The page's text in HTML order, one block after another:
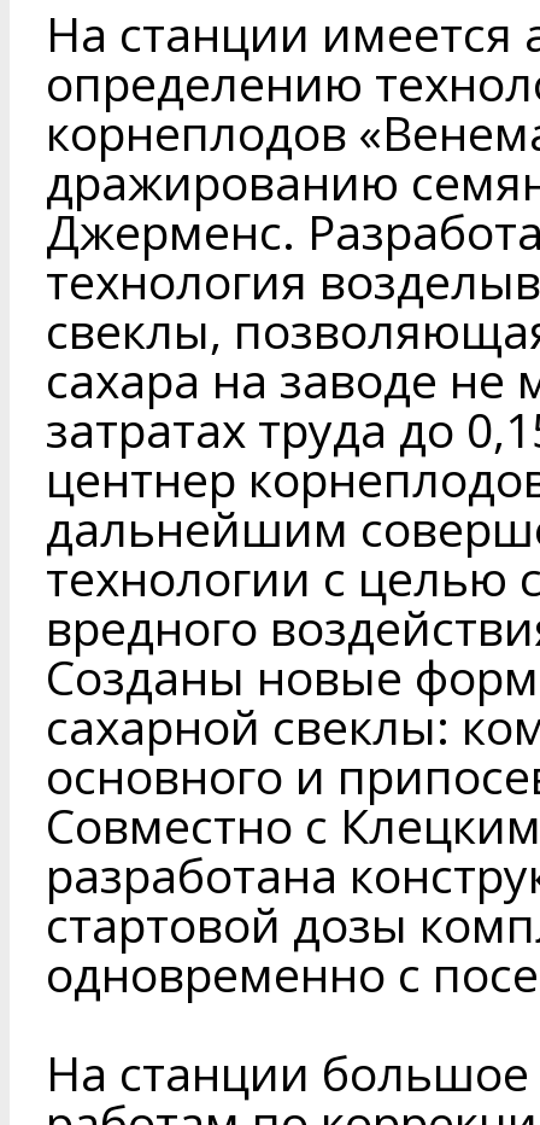
На станции имеется
определению
корнеплодов
дражированию
Джерменс.
технология
свеклы,
сахара на заводе не
затратах труда до
центнер
дальнейшим
технологии с целью
вредного
Созданы новые
сахарной свеклы:
основного и
Совместно с
разработана
стартовой дозы
одновременно с
На станции